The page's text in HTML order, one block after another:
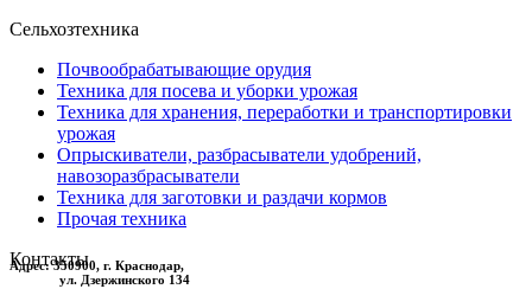
Сельхозтехника
Почвообрабатывающие орудия
Техника для посева и уборки урожая
Техника для хранения, переработки и транспортировки
урожая
Опрыскиватели, разбрасыватели удобрений,
навозоразбрасыватели
Техника для заготовки и раздачи кормов
Прочая техника
Контакты
Адрес:350900, г. Краснодар,
ул. Дзержинского 134